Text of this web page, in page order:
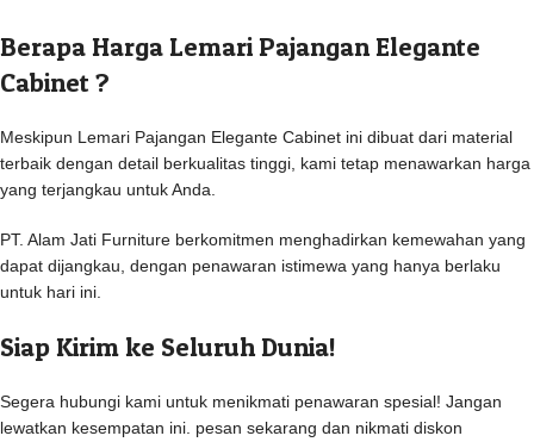
Berapa Harga Lemari Pajangan Elegante
Cabinet ?
Meskipun Lemari Pajangan Elegante Cabinet ini dibuat dari material
terbaik dengan detail berkualitas tinggi, kami tetap menawarkan harga
yang terjangkau untuk Anda.
PT. Alam Jati Furniture berkomitmen menghadirkan kemewahan yang
dapat dijangkau, dengan penawaran istimewa yang hanya berlaku
untuk hari ini.
Siap Kirim ke Seluruh Dunia!
Segera hubungi kami untuk menikmati penawaran spesial! Jangan
lewatkan kesempatan ini. pesan sekarang dan nikmati diskon